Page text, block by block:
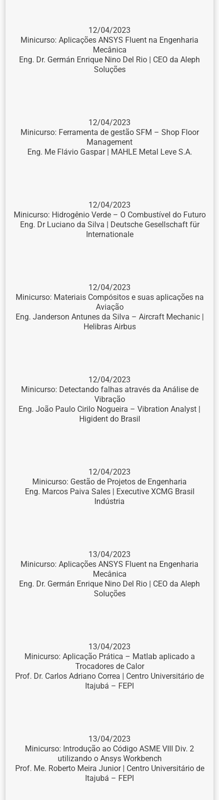
12/04/2023
Minicurso: Aplicações ANSYS Fluent na Engenharia
Mecânica
Eng. Dr. Germán Enrique Nino Del Rio | CEO da Aleph
Soluções
12/04/2023
Minicurso: Ferramenta de gestão SFM – Shop Floor
Management
Eng. Me Flávio Gaspar | MAHLE Metal Leve S.A.
12/04/2023
Minicurso: Hidrogênio Verde – O Combustível do Futuro
Eng. Dr Luciano da Silva | Deutsche Gesellschaft für
Internationale
12/04/2023
Minicurso: Materiais Compósitos e suas aplicações na
Aviação
Eng. Janderson Antunes da Silva – Aircraft Mechanic |
Helibras Airbus
12/04/2023
Minicurso: Detectando falhas através da Análise de
Vibração
Eng. João Paulo Cirilo Nogueira – Vibration Analyst |
Higident do Brasil
12/04/2023
Minicurso: Gestão de Projetos de Engenharia
Eng. Marcos Paiva Sales | Executive XCMG Brasil
Indústria
13/04/2023
Minicurso: Aplicações ANSYS Fluent na Engenharia
Mecânica
Eng. Dr. Germán Enrique Nino Del Rio | CEO da Aleph
Soluções
13/04/2023
Minicurso: Aplicação Prática – Matlab aplicado a
Trocadores de Calor
Prof. Dr. Carlos Adriano Correa | Centro Universitário de
Itajubá – FEPI
13/04/2023
Minicurso: Introdução ao Código ASME VIII Div. 2
utilizando o Ansys Workbench
Prof. Me. Roberto Meira Junior | Centro Universitário de
Itajubá – FEPI